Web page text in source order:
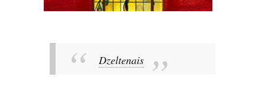
Dzeltenais